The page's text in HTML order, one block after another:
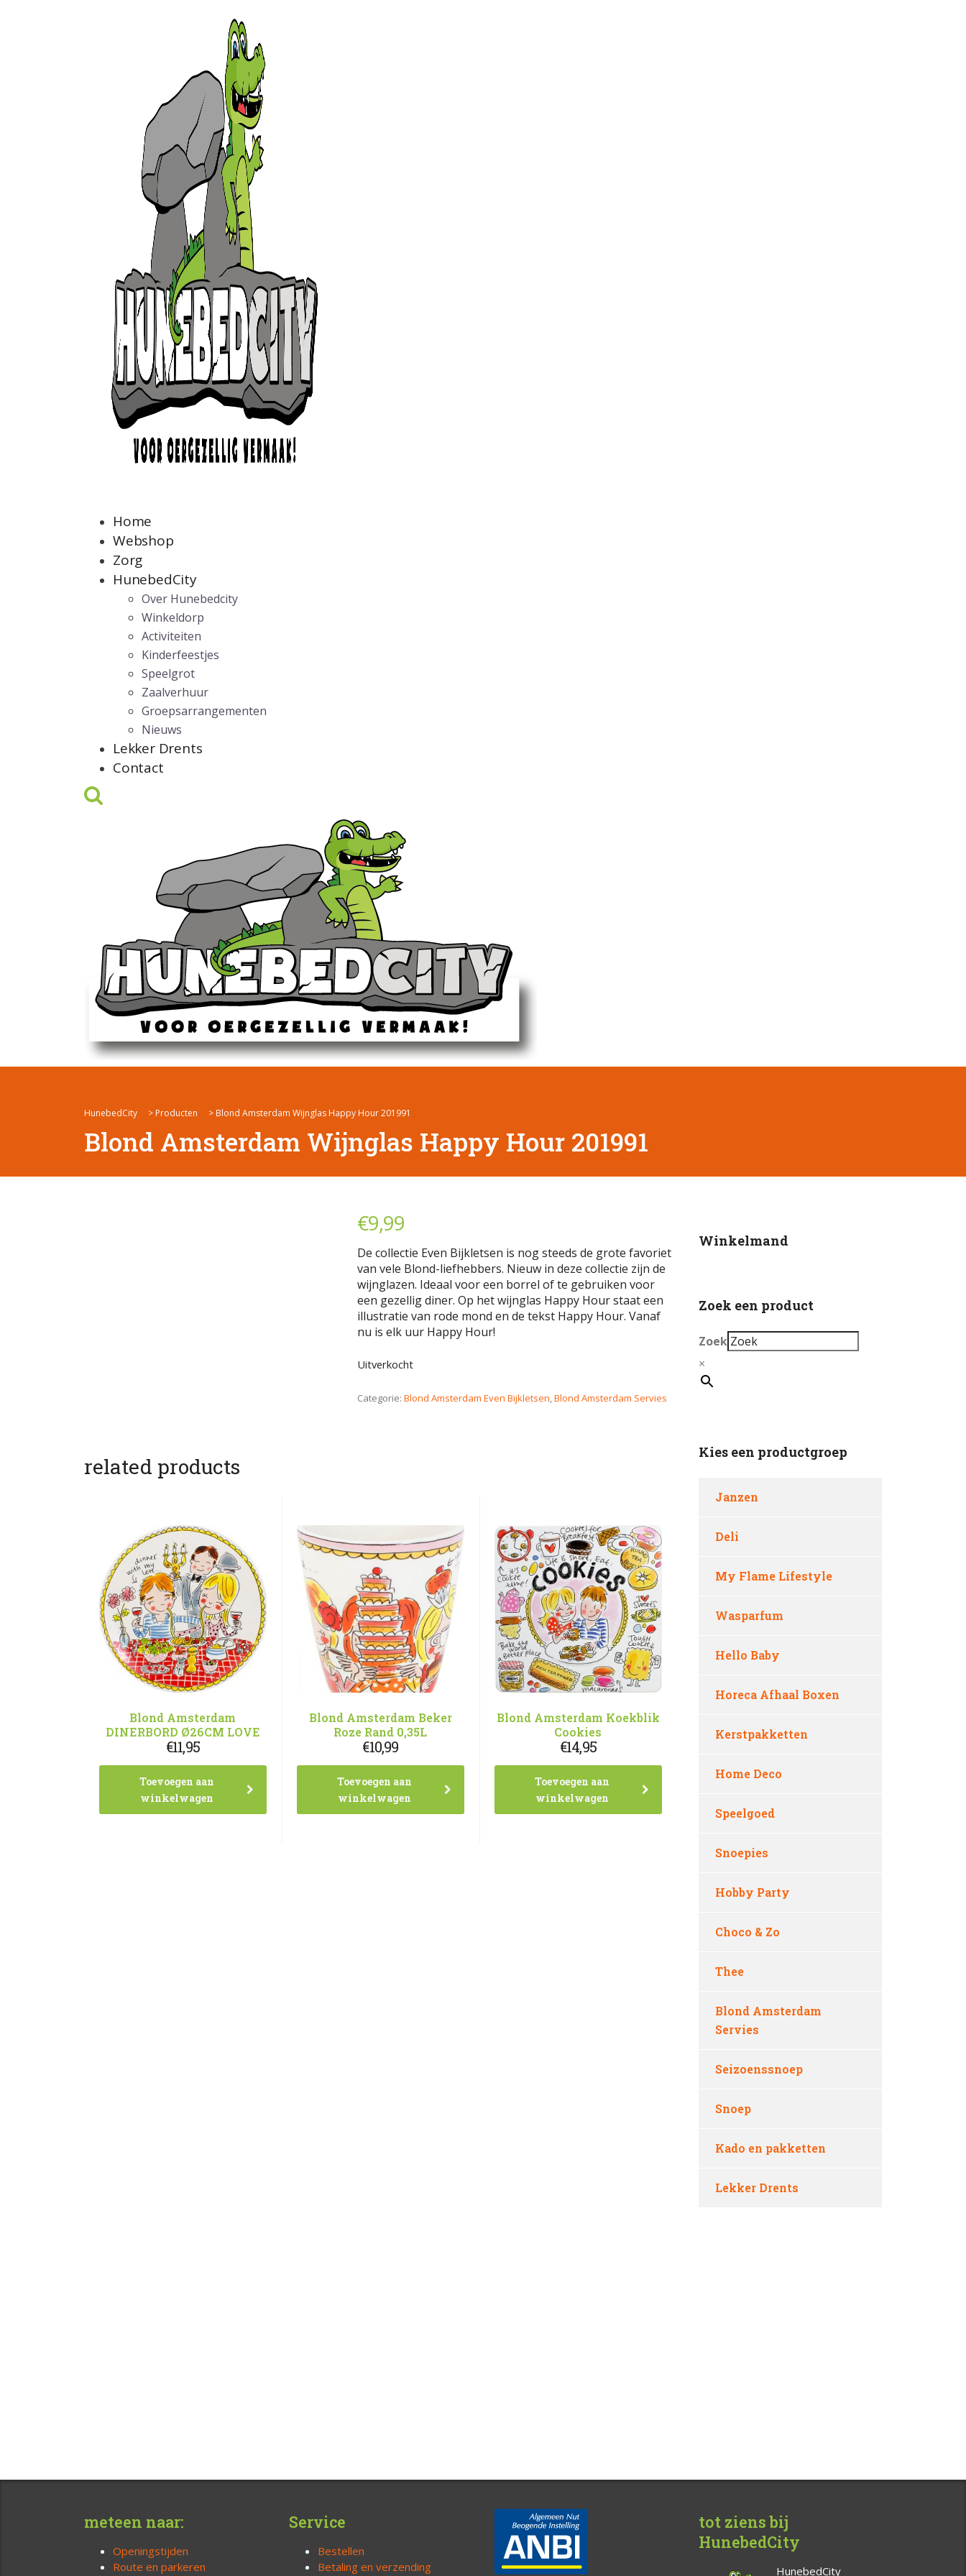
Home
Webshop
Zorg
HunebedCity
Over Hunebedcity
Winkeldorp
Activiteiten
Kinderfeestjes
Speelgrot
Zaalverhuur
Groepsarrangementen
Nieuws
Lekker Drents
Contact
HunebedCity > Producten > Blond Amsterdam Wijnglas Happy Hour 201991
Blond Amsterdam Wijnglas Happy Hour 201991
€9,99
De collectie Even Bijkletsen is nog steeds de grote favoriet
van vele Blond-liefhebbers. Nieuw in deze collectie zijn de
wijnglazen. Ideaal voor een borrel of te gebruiken voor
een gezellig diner. Op het wijnglas Happy Hour staat een
illustratie van rode mond en de tekst Happy Hour. Vanaf
nu is elk uur Happy Hour!
Uitverkocht
Categorie: Blond Amsterdam Even Bijkletsen,Blond Amsterdam Servies
related products
Blond Amsterdam
DINERBORD Ø26CM LOVE
€11,95
Toevoegen aan
winkelwagen
Blond Amsterdam Beker
Roze Rand 0,35L
€10,99
Toevoegen aan
winkelwagen
Blond Amsterdam Koekblik
Cookies
€14,95
Toevoegen aan
winkelwagen
Winkelmand
Zoek een product
Zoek
×
Kies een productgroep
Janzen
Deli
My Flame Lifestyle
Wasparfum
Hello Baby
Horeca Afhaal Boxen
Kerstpakketten
Home Deco
Speelgoed
Snoepies
Hobby Party
Choco & Zo
Thee
Blond Amsterdam
Servies
Seizoenssnoep
Snoep
Kado en pakketten
Lekker Drents
meteen naar:
Openingstijden
Route en parkeren
Service
Bestellen
Betaling en verzending
tot ziens bij
HunebedCity
HunebedCity